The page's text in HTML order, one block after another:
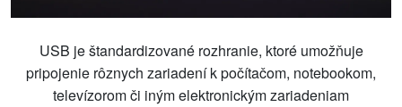
USB je štandardizované rozhranie, ktoré umožňuje
pripojenie rôznych zariadení k počítačom, notebookom,
televízorom či iným elektronickým zariadeniam